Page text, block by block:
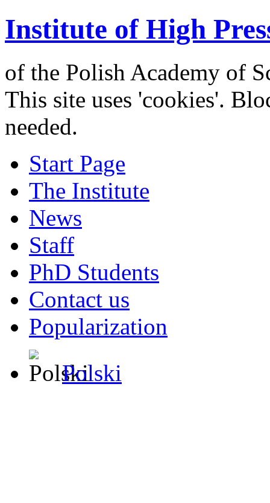
Institute of High
of the Polish Academy of
This site uses 'cookies'.
needed.
Start Page
The Institute
News
Staff
PhD Students
Contact us
Popularization
Polski